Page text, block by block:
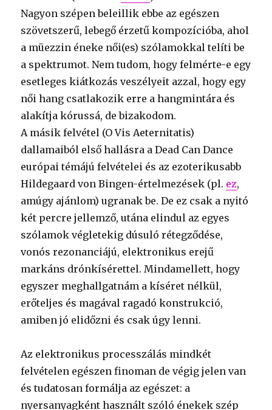
Nagyon szépen beleillik ebbe az egészen
szövetszerű, lebegő érzetű kompozícióba, ahol
a müezzin éneke női(es) szólamokkal telíti be
a spektrumot. Nem tudom, hogy felmérte-e egy
esetleges kiátkozás veszélyeit azzal, hogy egy
női hang csatlakozik erre a hangmintára és
alakítja kórussá, de bizakodom.
A másik felvétel (O Vis Aeternitatis)
dallamaiból első hallásra a Dead Can Dance
európai témájú felvételei és az ezoterikusabb
Hildegaard von Bingen-értelmezések (pl. ez,
amúgy ajánlom) ugranak be. De ez csak a nyitó
két percre jellemző, utána elindul az egyes
szólamok végletekig dúsuló rétegződése,
vonós rezonanciájú, elektronikus erejű
markáns drónkísérettel. Mindamellett, hogy
egyszer meghallgatnám a kíséret nélkül,
erőteljes és magával ragadó konstrukció,
amiben jó elidőzni és csak úgy lenni.
Az elektronikus processzálás mindkét
felvételen egészen finoman de végig jelen van
és tudatosan formálja az egészet: a
nyersanyagként használt szóló énekek szép